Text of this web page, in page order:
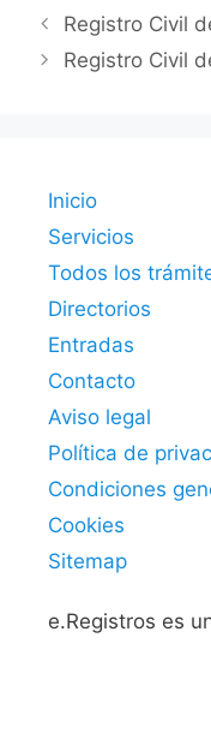
Registro Civil
Registro Civil
Inicio
Servicios
Todos los
Directorios
Entradas
Contacto
Aviso legal
Política de
Condiciones
Cookies
Sitemap
e.Registros es